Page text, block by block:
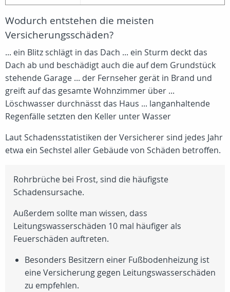
Wodurch entstehen die meisten
Versicherungsschäden?
... ein Blitz schlägt in das Dach ... ein Sturm deckt das
Dach ab und beschädigt auch die auf dem Grundstück
stehende Garage ... der Fernseher gerät in Brand und
greift auf das gesamte Wohnzimmer über ...
Löschwasser durchnässt das Haus ... langanhaltende
Regenfälle setzten den Keller unter Wasser
Laut Schadensstatistiken der Versicherer sind jedes Jahr
etwa ein Sechstel aller Gebäude von Schäden betroffen.
Rohrbrüche bei Frost, sind die häufigste
Schadensursache.
Außerdem sollte man wissen, dass
Leitungswasserschäden 10 mal häufiger als
Feuerschäden auftreten.
Besonders Besitzern einer Fußbodenheizung ist
eine Versicherung gegen Leitungswasserschäden
zu empfehlen.